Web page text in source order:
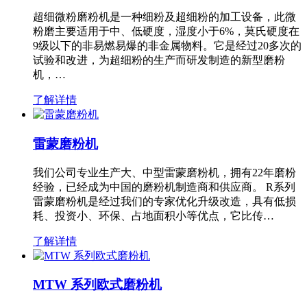
超细微粉磨粉机是一种细粉及超细粉的加工设备，此微
粉磨主要适用于中、低硬度，湿度小于6%，莫氏硬度在
9级以下的非易燃易爆的非金属物料。它是经过20多次的
试验和改进，为超细粉的生产而研发制造的新型磨粉
机，…
了解详情
雷蒙磨粉机
我们公司专业生产大、中型雷蒙磨粉机，拥有22年磨粉
经验，已经成为中国的磨粉机制造商和供应商。 R系列
雷蒙磨粉机是经过我们的专家优化升级改造，具有低损
耗、投资小、环保、占地面积小等优点，它比传…
了解详情
MTW 系列欧式磨粉机